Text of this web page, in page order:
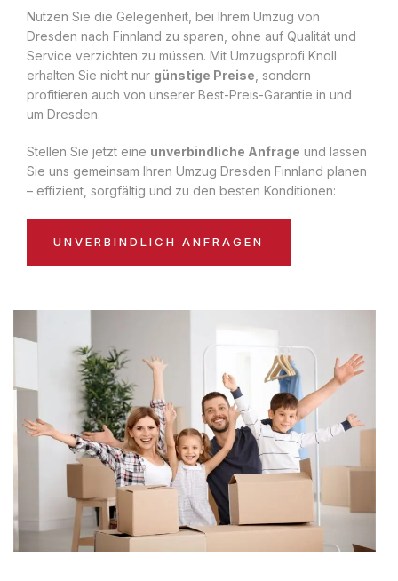
Nutzen Sie die Gelegenheit, bei Ihrem Umzug von
Dresden nach Finnland zu sparen, ohne auf Qualität und
Service verzichten zu müssen. Mit Umzugsprofi Knoll
erhalten Sie nicht nur günstige Preise , sondern
profitieren auch von unserer Best-Preis-Garantie in und
um Dresden.
Stellen Sie jetzt eine unverbindliche Anfrage und lassen
Sie uns gemeinsam Ihren Umzug Dresden Finnland planen
– effizient, sorgfältig und zu den besten Konditionen:
UNVERBINDLICH ANFRAGEN